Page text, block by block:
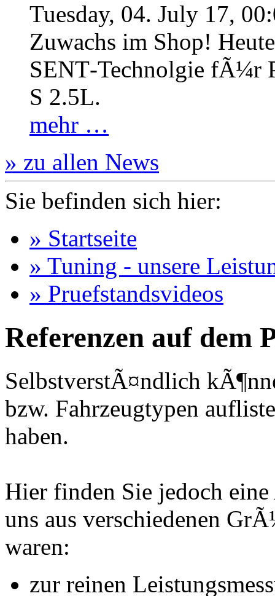
Tuesday, 04. July 17,
Zuwachs im Shop!
SENT‐Technolgie fÃ¼r
S 2.5L.
mehr …
» zu allen News
Sie befinden sich hier:
» Startseite
» Tuning - unsere
» Pruefstandsvideos
Referenzen auf dem
SelbstverstÃ¤ndlich
bzw. Fahrzeugtypen
haben.
Hier finden Sie jedoch
uns aus verschiedenen
waren:
zur reinen